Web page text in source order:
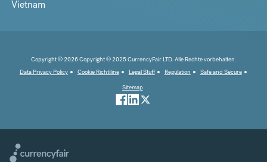
Vietnam
Copyright © 2026 Copyright © 2025 CurrencyFair LTD. Alle Rechte vorbehalten.
Data Privacy Policy
Cookie Richtiline Legal Stuff Regulation
Safe and Secure
Sitemap